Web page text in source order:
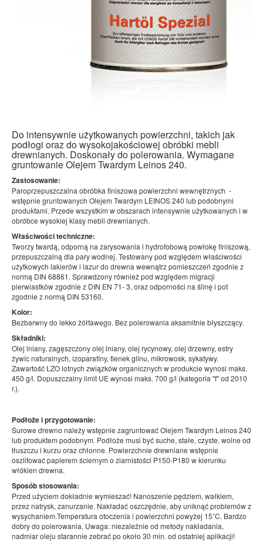
Do intensywnie użytkowanych powierzchni, takich jak
podłogi oraz do wysokojakościowej obróbki mebli
drewnianych. Doskonały do polerowania. Wymagane
gruntowanie Olejem Twardym Leinos 240.
Zastosowanie:
Paroprzepuszczalna obróbka finiszowa powierzchni wewnętrznych -
wstępnie gruntowanych Olejem Twardym LEINOS 240 lub podobnymi
produktami. Przede wszystkim w obszarach intensywnie użytkowanych i w
obróbce wysokiej klasy mebli drewnianych.
Właściwości techniczne:
Tworzy twardą, odporną na zarysowania i hydrofobową powłokę finiszową,
przepuszczalną dla pary wodnej. Testowany pod względem właściwości
użytkowych lakierów i lazur do drewna wewnątrz pomieszczeń zgodnie z
normą DIN 68861. Sprawdzony również pod względem migracji
pierwiastków zgodnie z DIN EN 71- 3, oraz odporności na ślinę i pot
zgodnie z normą DIN 53160.
Kolor:
Bezbarwny do lekko żółtawego. Bez polerowania aksamitnie błyszczący.
Składniki:
Olej lniany, zagęszczony olej lniany, olej rycynowy, olej drzewny, estry
żywic naturalnych, izoparafiny, tlenek glinu, mikrowosk, sykatywy.
Zawartość LZO lotnych związków organicznych w produkcie wynosi maks.
450 g/l. Dopuszczalny limit UE wynosi maks. 700 g/l (kategoria "f" od 2010
r.).
Podłoże i przygotowanie:
Surowe drewno należy wstępnie zagruntować Olejem Twardym Leinos 240
lub produktem podobnym. Podłoże musi być suche, stałe, czyste, wolne od
tłuszczu i kurzu oraz chłonne. Powierzchnie drewniane wstępnie
oszlifować papierem ściernym o ziarnistości P150-P180 w kierunku
włókien drewna.
Sposób stosowania:
Przed użyciem dokładnie wymieszać! Nanoszenie pędzlem, wałkiem,
przez natrysk, zanurzanie. Nakładać oszczędnie, aby uniknąć problemów z
wysychaniem.Temperatura otoczenia i powierzchni powyżej 15˚C. Bardzo
dobry do polerowania. Uwaga: niezależnie od metody nakładania,
nadmiar oleju starannie zebrać po około 30 min. od ostatniej aplikacji!